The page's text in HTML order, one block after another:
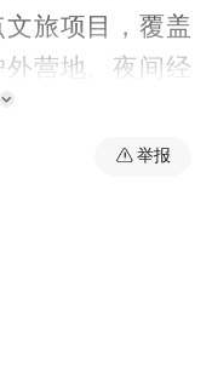
旅项目，覆盖
营地、夜间经
旅产业长远发
环节，多方嘉
志本届旅游节
举报